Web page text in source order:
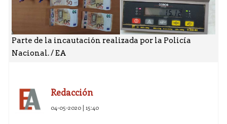
Parte de la incautación realizada por la Policía
Nacional. / EA
Redacción
04-05-2020 | 15:40